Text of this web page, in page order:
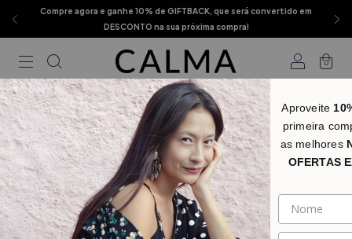
Compre agora e ganhe 10% de GIFTBACK, que será convertido em
DESCONTO na sua próxima compra!
0
Aproveite
primeira
as melhores
OFERTAS